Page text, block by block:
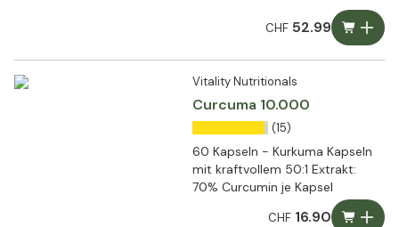
CHF52.99
Vitality Nutritionals
Curcuma 10.000
(15)
60 Kapseln - Kurkuma Kapseln
mit kraftvollem 50:1 Extrakt:
70% Curcumin je Kapsel
CHF16.90